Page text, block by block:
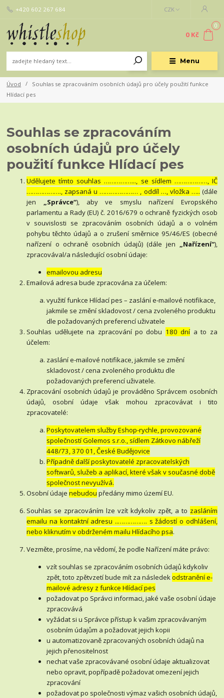
Menu
CZK
+420 602 267 684
0
0 Kč
Úvod
Souhlas se zpracováním osobních údajů pro účely použití funkce
Hlídací pes
Souhlas se zpracováním
osobních údajů pro účely
použití funkce Hlídací pes
Udělujete tímto souhlas ……………..., se sídlem ………………, IČ
………………., zapsaná u ………………… , oddíl …, vložka ….. (dále
jen „Správce“), aby ve smyslu nařízení Evropského
parlamentu a Rady (EU) č. 2016/679 o ochraně fyzických osob
v souvislosti se zpracováním osobních údajů a o volném
pohybu těchto údajů a o zrušení směrnice 95/46/ES (obecné
nařízení o ochraně osobních údajů) (dále jen „Nařízení“),
zpracovával/a následující osobní údaje:
emailovou adresu
Emailová adresa bude zpracována za účelem:
využití funkce Hlídací pes – zaslání e-mailové notifikace,
jakmile se změní skladovost / cena zvoleného produktu
dle požadovaných preferencí uživatele
Souhlas udělujete na zpracování po dobu 180 dní a to za
účelem:
zaslání e-mailové notifikace, jakmile se změní
skladovost / cena zvoleného produktu dle
požadovaných preferencí uživatele.
Zpracování osobních údajů je prováděno Správcem osobních
údajů, osobní údaje však mohou zpracovávat i tito
zpracovatelé:
Poskytovatelem služby Eshop-rychle, provozované
společností Golemos s.r.o., sídlem Zátkovo nábřeží
448/73, 370 01, České Budějovice
Případně další poskytovatelé zpracovatelských
softwarů, služeb a aplikací, které však v současné době
společnost nevyužívá.
Osobní údajenebudou předány mimo území EU.
Souhlas se zpracováním lze vzít kdykoliv zpět, a to zasláním
emailu na kontaktní adresu ..……………. s žádostí o odhlášení,
nebo kliknutím v obdrženém mailu Hlídacího psa.
Vezměte, prosíme, na vědomí, že podle Nařízení máte právo:
vzít souhlas se zpracováním osobních údajů kdykoliv
zpět, toto zpětvzetí bude mít za následekodstranění e-
mailové adresy z funkce Hlídací pes
požadovat po Správci informaci, jaké vaše osobní údaje
zpracovává
vyžádat si u Správce přístup k vašim zpracovávaným
osobním údajům a požadovat jejich kopii
u automatizovaně zpracovaných osobních údajů na
jejich přenositelnost
nechat vaše zpracovávané osobní údaje aktualizovat
nebo opravit, popřípadě požadovat omezení jejich
zpracování
požadovat po společnosti výmaz vašich osobních údajů,